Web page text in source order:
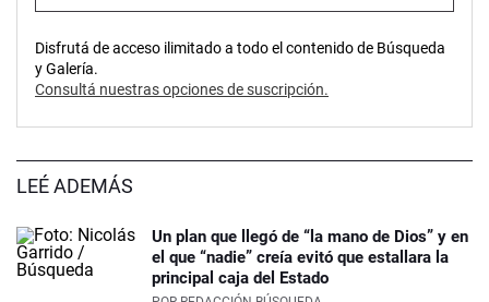
Disfrutá de acceso ilimitado a todo el contenido de Búsqueda
y Galería.
Consultá nuestras opciones de suscripción.
LEÉ ADEMÁS
Un plan que llegó de “la mano de Dios” y en
el que “nadie” creía evitó que estallara la
principal caja del Estado